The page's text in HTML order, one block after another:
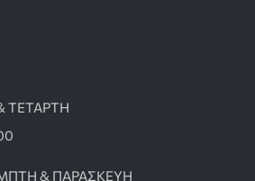
ΤΕΤΑΡΤΗ
& ΠΑΡΑΣΚΕΥΗ